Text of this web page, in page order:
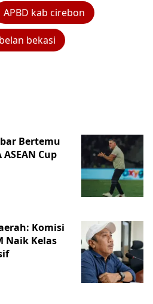
APBD kab cirebon
bekasi
Bertemu
Cup
Komisi
Naik Kelas